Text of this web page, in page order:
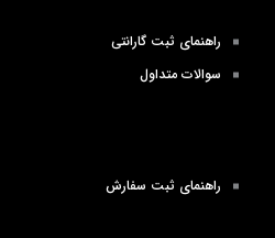
راهنمای ثبت گارانتی
سوالات متداول
راهنمای ثبت سفارش